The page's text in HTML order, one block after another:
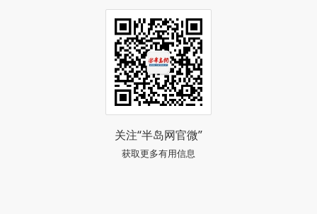
关注“半岛网官微”
获取更多有用信息